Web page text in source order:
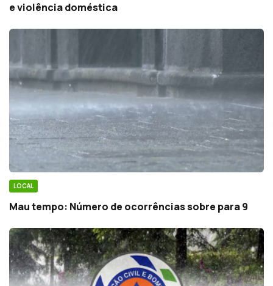
e violência doméstica
LOCAL
Mau tempo: Número de ocorrências sobre para 9